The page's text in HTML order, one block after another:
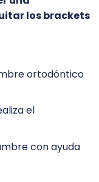
los brackets
ortodóntico
el
con ayuda